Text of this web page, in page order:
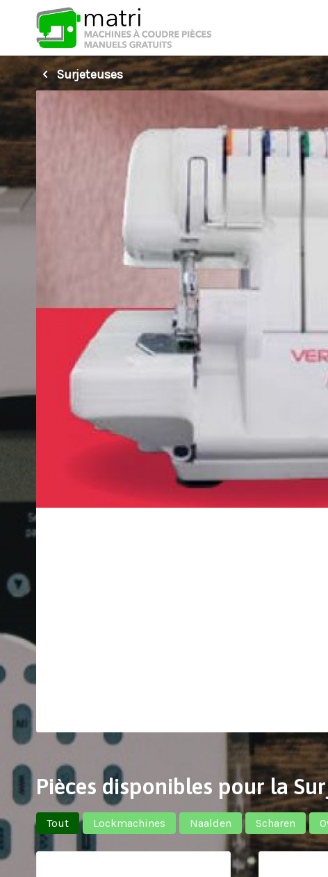
Surjeteuses
Pièces disponibles pour la
Tout Lockmachines Naalden Scharen